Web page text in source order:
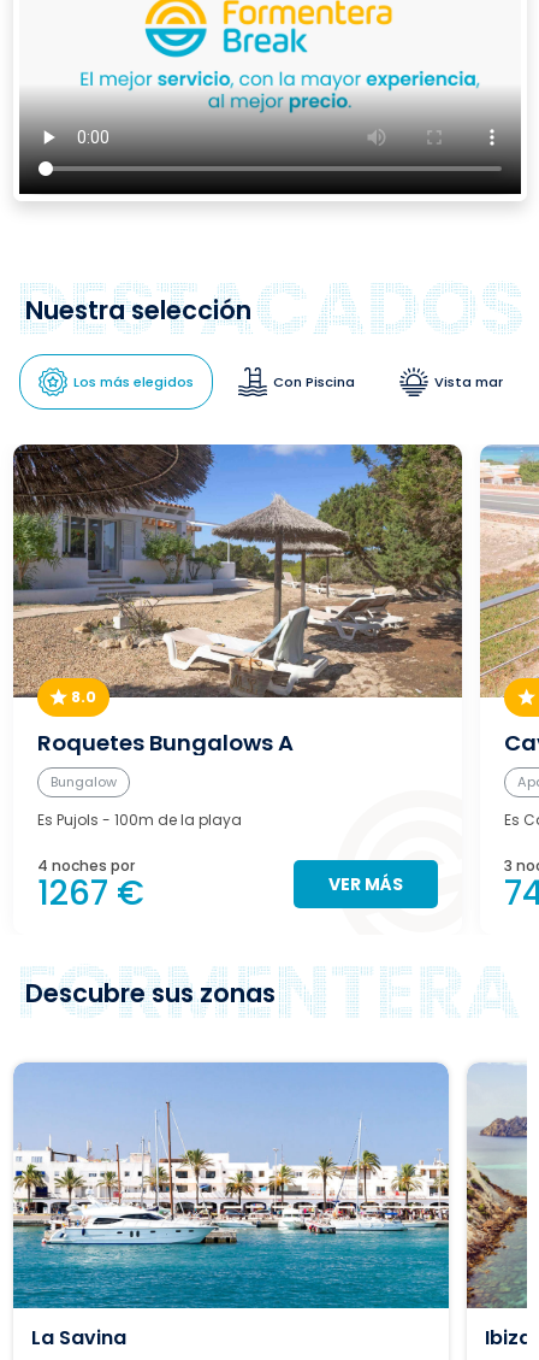
Nuestra selección
Los más elegidos Con Piscina Vista mar
8.0
Roquetes Bungalows A
Bungalow
Es Pujols - 100m de la playa
4 noches por
1267 € VER MÁS
Es
3
Descubre sus zonas
La Savina Ibiza